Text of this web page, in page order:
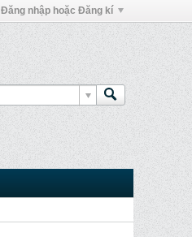
Đăng nhập hoặc Đăng kí